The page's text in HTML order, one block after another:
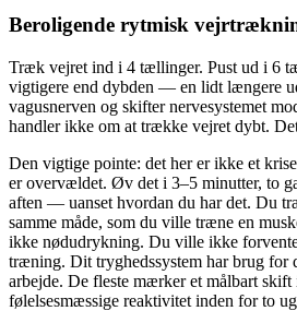
Beroligende rytmisk
Træk vejret ind i 4 tællinger. Pust ud i 6
vigtigere end dybden — en lidt længere
vagusnerven og skifter nervesystemet
handler ikke om at trække vejret dybt.
Den vigtige pointe: det her er ikke et
er overvældet. Øv det i 3–5 minutter, to
aften — uanset hvordan du har det. Du
samme måde, som du ville træne en
ikke nødudrykning. Du ville ikke
træning. Dit tryghedssystem har brug for
arbejde. De fleste mærker et målbart skift
følelsesmæssige reaktivitet inden for to